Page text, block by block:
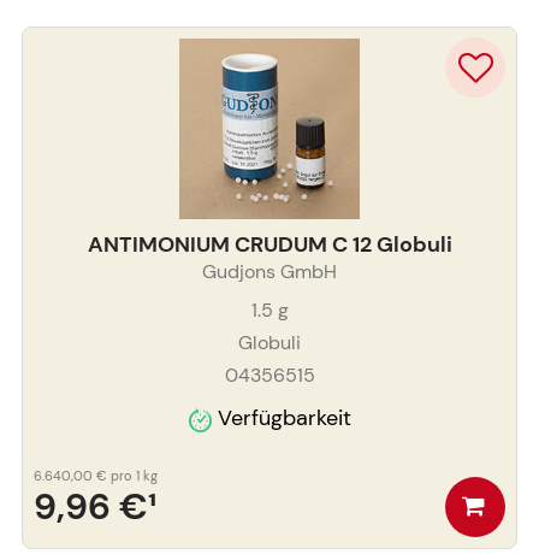
ANTIMONIUM CRUDUM C 12 Globuli
Gudjons GmbH
1.5 g
Globuli
04356515
Verfügbarkeit
9,96 €¹
6.640,00 € pro 1 kg